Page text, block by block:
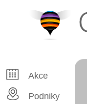
CityBee
Akce
Podniky